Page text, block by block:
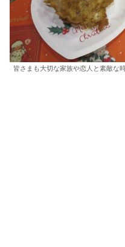
皆さまも大切な家族や恋人と素敵な